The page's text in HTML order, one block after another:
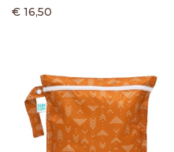
€ 16,50